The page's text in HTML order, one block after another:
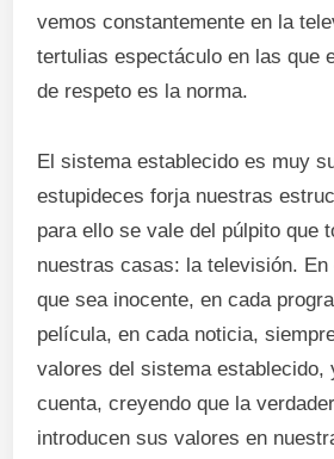
vemos constantemente en la
tertulias espectáculo en las que
de respeto es la norma.
El sistema establecido es muy
estupideces forja nuestras
para ello se vale del púlpito que
nuestras casas: la televisión. En
que sea inocente, en cada
película, en cada noticia,
valores del sistema establecido,
cuenta, creyendo que la
introducen sus valores en